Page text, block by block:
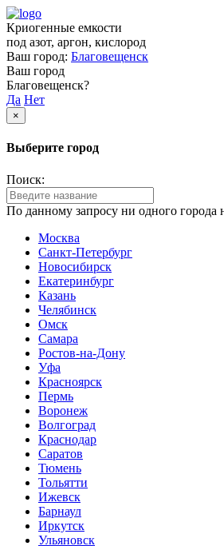
Криогенные емкости
под азот, аргон, кислород
Ваш город: Благовещенск
Ваш город
Благовещенск?
Да Нет
×
Выберите город
Поиск:
По данному запросу ни одного города
Москва
Санкт-Петербург
Новосибирск
Екатеринбург
Казань
Челябинск
Омск
Самара
Ростов-на-Дону
Уфа
Красноярск
Пермь
Воронеж
Волгоград
Краснодар
Саратов
Тюмень
Тольятти
Ижевск
Барнаул
Иркутск
Ульяновск